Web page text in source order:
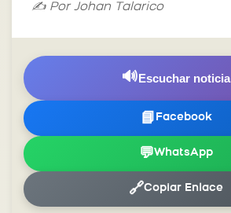
✍️ Por Johan Talarico
🔊Escuchar noticia
📘 Facebook
💬WhatsApp
🔗Copiar Enlace